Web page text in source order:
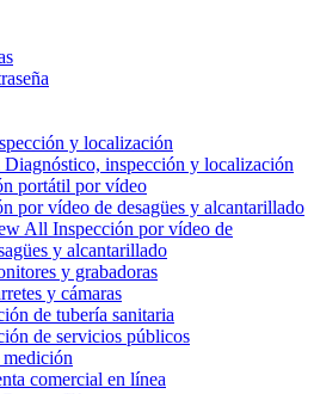
y localización
inspección y localización
portátil por vídeo
por vídeo de desagües y alcantarillado
All Inspección por vídeo de
y alcantarillado
y grabadoras
y cámaras
de tubería sanitaria
de servicios públicos
comercial en línea